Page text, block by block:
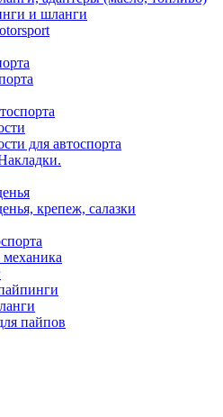
и шланги
для автоспорта
крепеж, салазки
пайпов